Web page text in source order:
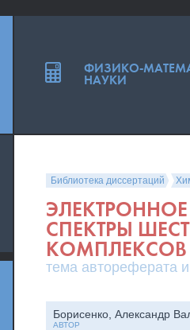
Библиотека диссертаций
СПЕКТРЫ
КОМПЛЕКСОВ
тема автореферата
Борисенко, Александр
АВТОР
ФИЗИКО-
НАУКИ